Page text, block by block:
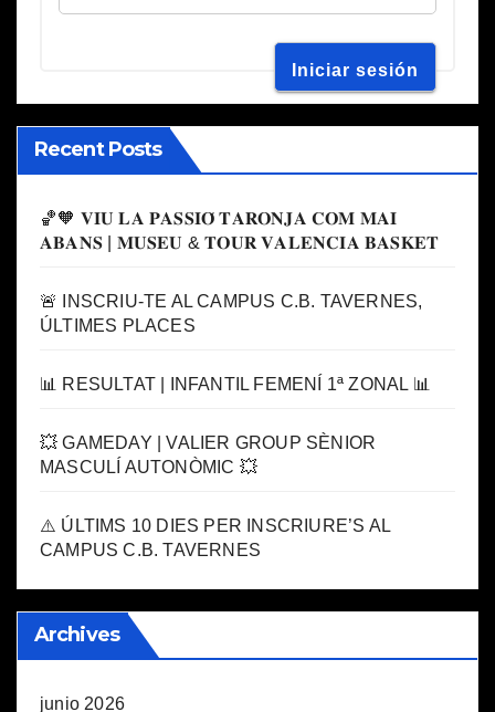
Recent Posts
🏀🧡 𝐕𝐈𝐔 𝐋𝐀 𝐏𝐀𝐒𝐒𝐈𝐎́ 𝐓𝐀𝐑𝐎𝐍𝐉𝐀 𝐂𝐎𝐌 𝐌𝐀𝐈
𝐀𝐁𝐀𝐍𝐒 | 𝐌𝐔𝐒𝐄𝐔 & 𝐓𝐎𝐔𝐑 𝐕𝐀𝐋𝐄𝐍𝐂𝐈𝐀 𝐁𝐀𝐒𝐊𝐄𝐓
🚨 INSCRIU-TE AL CAMPUS C.B. TAVERNES,
ÚLTIMES PLACES
📊 RESULTAT | INFANTIL FEMENÍ 1ª ZONAL 📊
💥 GAMEDAY | VALIER GROUP SÈNIOR
MASCULÍ AUTONÒMIC 💥
⚠️ ÚLTIMS 10 DIES PER INSCRIURE’S AL
CAMPUS C.B. TAVERNES
Archives
junio 2026